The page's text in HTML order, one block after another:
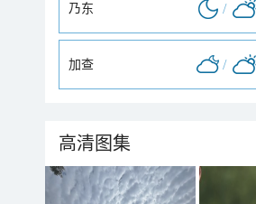
乃东 /
加查 /
高清图集